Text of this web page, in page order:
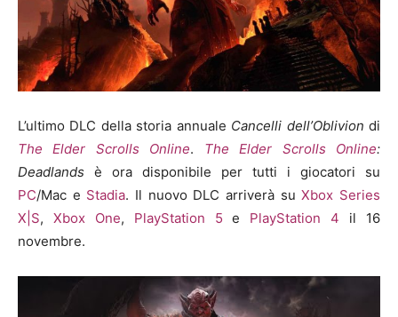
L’ultimo DLC della storia annuale Cancelli dell’Oblivion di
The Elder Scrolls Online. The Elder Scrolls Online:
Deadlands è ora disponibile per tutti i giocatori su
PC/Mac e Stadia. Il nuovo DLC arriverà suXbox Series
X|S, Xbox One, PlayStation 5 e PlayStation 4 il 16
novembre.